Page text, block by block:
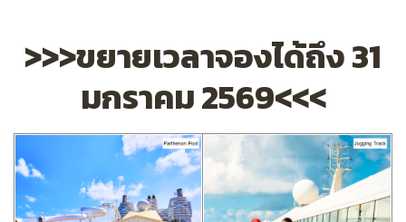
>>>ขยายเวลาจองได้ถึง 31
มกราคม 2569<<<